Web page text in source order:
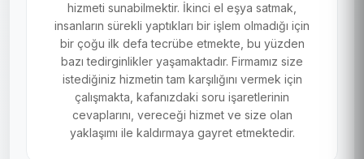
hizmeti sunabilmektir. İkinci el eşya satmak,
insanların sürekli yaptıkları bir işlem olmadığı için
bir çoğu ilk defa tecrübe etmekte, bu yüzden
bazı tedirginlikler yaşamaktadır. Firmamız size
istediğiniz hizmetin tam karşılığını vermek için
çalışmakta, kafanızdaki soru işaretlerinin
cevaplarını, vereceği hizmet ve size olan
yaklaşımı ile kaldırmaya gayret etmektedir.